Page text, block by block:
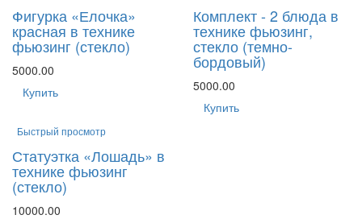
Фигурка «Елочка»
красная в технике
фьюзинг (стекло)
5000.00
Купить
Комплект - 2 блюда в
технике фьюзинг,
стекло (темно-
бордовый)
5000.00
Купить
Быстрый просмотр
Статуэтка «Лошадь» в
технике фьюзинг
(стекло)
10000.00